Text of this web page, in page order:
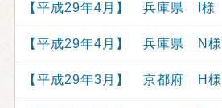
【平成29年4月】 兵庫県 I様
【平成29年4月】 兵庫県 N様
【平成29年3月】 京都府 H様